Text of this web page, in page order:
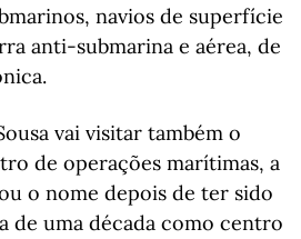
navios de superfície
anti-submarina e aérea, de
vai visitar também o
de operações marítimas, a
o nome depois de ter sido
de uma década como centro